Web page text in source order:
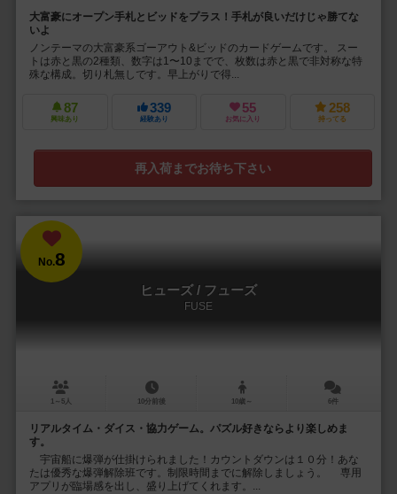
大富豪にオープン手札とビッドをプラス！手札が良いだけじゃ勝てな
いよ
ノンテーマの大富豪系ゴーアウト&ビッドのカードゲームです。 スー
トは赤と黒の2種類、数字は1〜10までで、枚数は赤と黒で非対称な特
殊な構成。切り札無しです。早上がりで得...
87
興味あり
339
経験あり
55
お気に入り
258
持ってる
再入荷までお待ち下さい
No.8
ヒューズ / フューズ
FUSE
1～5人 10分前後 10歳～ 6件
リアルタイム・ダイス・協力ゲーム。パズル好きならより楽しめま
す。
宇宙船に爆弾が仕掛けられました！カウントダウンは１０分！あな
たは優秀な爆弾解除班です。制限時間までに解除しましょう。 専用
アプリが臨場感を出し、盛り上げてくれます。...